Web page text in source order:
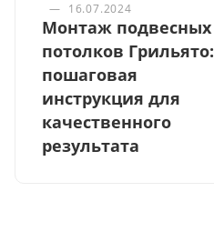
— 16.07.2024
Монтаж подвесных
потолков Грильято:
пошаговая
инструкция для
качественного
результата